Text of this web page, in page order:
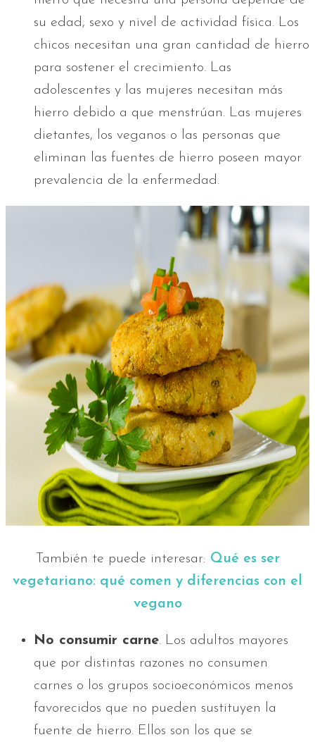
su edad, sexo y nivel de actividad física. Los
chicos necesitan una gran cantidad de hierro
para sostener el crecimiento. Las
adolescentes y las mujeres necesitan más
hierro debido a que menstrúan. Las mujeres
dietantes, los veganos o las personas que
eliminan las fuentes de hierro poseen mayor
prevalencia de la enfermedad.
También te puede interesar: Qué es ser
vegetariano: qué comen y diferencias con el
vegano
No consumir carne. Los adultos mayores
que por distintas razones no consumen
carnes o los grupos socioeconómicos menos
favorecidos que no pueden sustituyen la
fuente de hierro. Ellos son los que se